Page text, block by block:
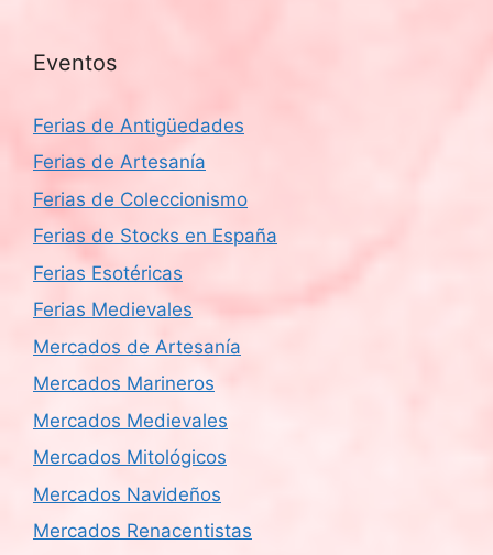
Eventos
Ferias de Antigüedades
Ferias de Artesanía
Ferias de Coleccionismo
Ferias de Stocks en España
Ferias Esotéricas
Ferias Medievales
Mercados de Artesanía
Mercados Marineros
Mercados Medievales
Mercados Mitológicos
Mercados Navideños
Mercados Renacentistas